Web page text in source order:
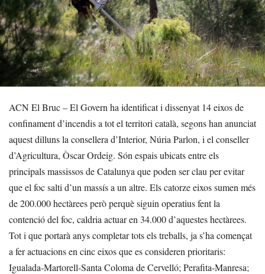
ACN El Bruc – El Govern ha identificat i dissenyat 14 eixos de
confinament d’incendis a tot el territori català, segons han anunciat
aquest dilluns la consellera d’Interior, Núria Parlon, i el conseller
d’Agricultura, Òscar Ordeig. Són espais ubicats entre els
principals massissos de Catalunya que poden ser clau per evitar
que el foc salti d’un massís a un altre. Els catorze eixos sumen més
de 200.000 hectàrees però perquè siguin operatius fent la
contenció del foc, caldria actuar en 34.000 d’aquestes hectàrees.
Tot i que portarà anys completar tots els treballs, ja s’ha començat
a fer actuacions en cinc eixos que es consideren prioritaris:
Igualada-Martorell-Santa Coloma de Cervelló; Perafita-Manresa;